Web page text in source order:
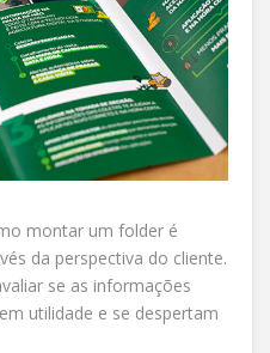
montar um folder é
da perspectiva do cliente.
se as informações
utilidade e se despertam